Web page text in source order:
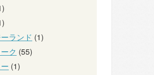
ランド (1)
ク (55)
(1)